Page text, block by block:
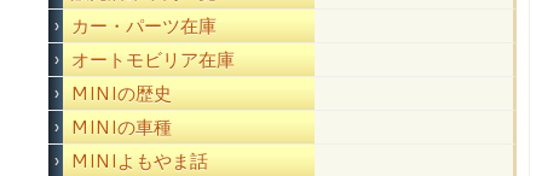
カー・パーツ在庫
オートモビリア在庫
MINIの歴史
MINIの車種
MINIよもやま話